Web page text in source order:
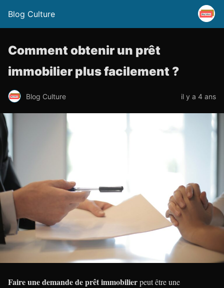
Blog Culture
Comment obtenir un prêt
immobilier plus facilement ?
Blog Culture il y a 4 ans
Faire une demande de prêt immobilierpeut être une